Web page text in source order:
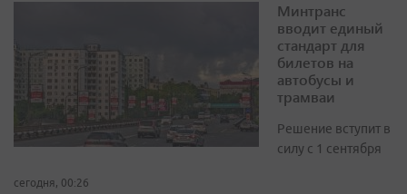
Минтранс
вводит единый
стандарт для
билетов на
автобусы и
трамваи
Решение вступит в
силу с 1 сентября
сегодня, 00:26